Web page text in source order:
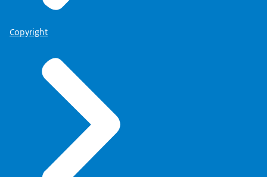
Copyright